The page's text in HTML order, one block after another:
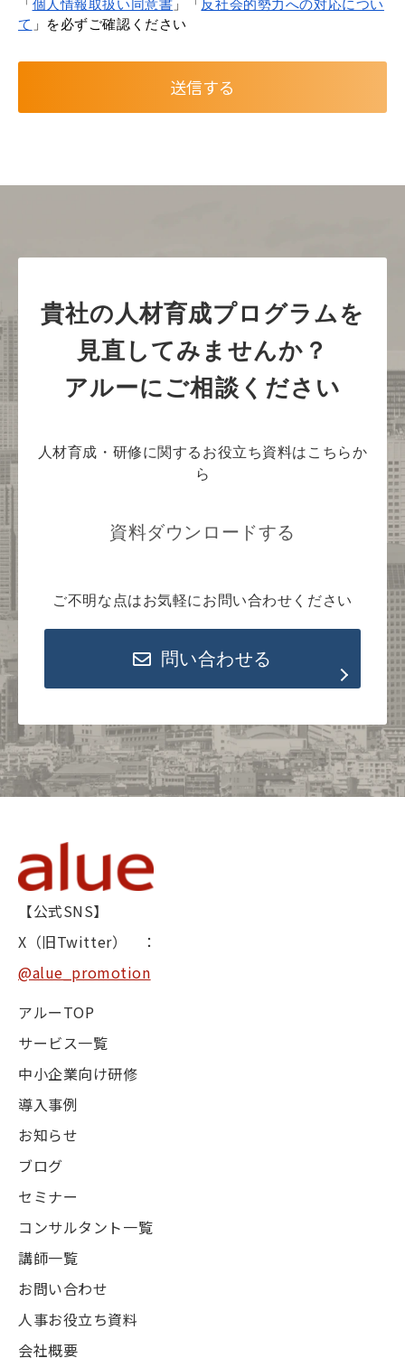
「個人情報取扱い同意書 」「反社会的勢力への対応につい
て 」を必ずご確認ください
貴社の人材育成プログラムを
見直してみませんか？
アルーにご相談ください
人材育成・研修に関するお役立ち資料はこちらか
ら
資料ダウンロードする
ご不明な点はお気軽にお問い合わせください
問い合わせる
【公式SNS】
X（旧Twitter） ：
@alue_promotion
アルーTOP
サービス一覧
中小企業向け研修
導入事例
お知らせ
ブログ
セミナー
コンサルタント一覧
講師一覧
お問い合わせ
人事お役立ち資料
会社概要